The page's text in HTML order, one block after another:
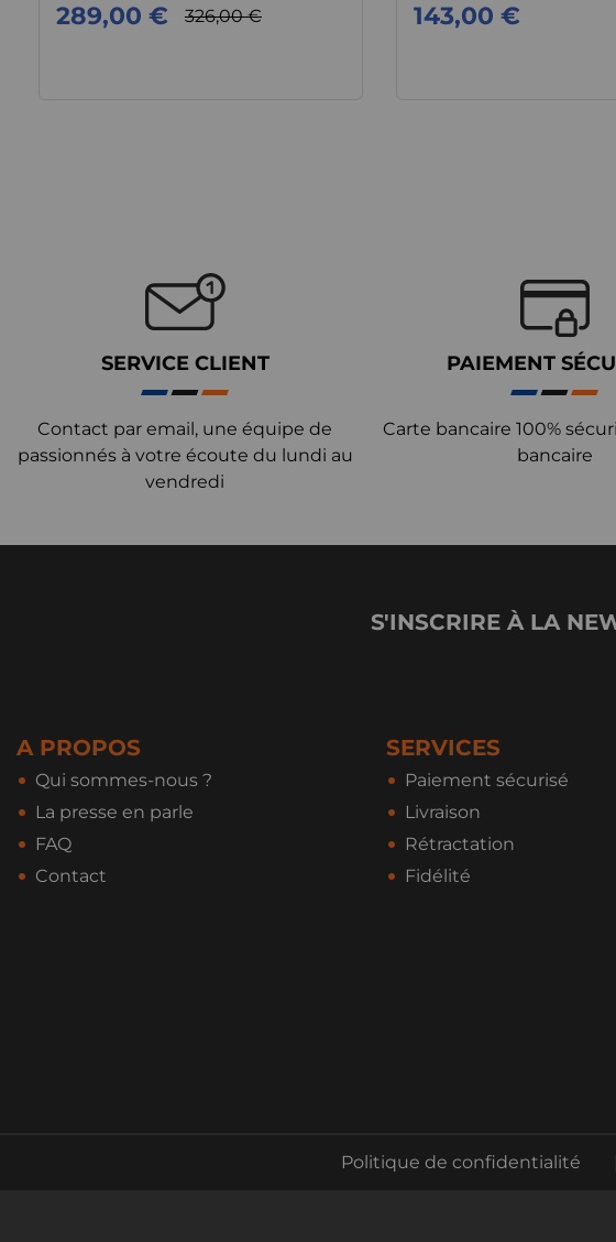
326,00 €
289,00 € 143,00 €
SERVICE CLIENT
Contact par email, une équipe de
passionnés à votre écoute du lundi au
vendredi
PAIEMENT
Carte bancaire 100%
bancaire
S'INSCRIRE À LA
A PROPOS
Qui sommes-nous ?
La presse en parle
FAQ
Contact
SERVICES
Paiement sécurisé
Livraison
Rétractation
Fidélité
Politique de confidentialité